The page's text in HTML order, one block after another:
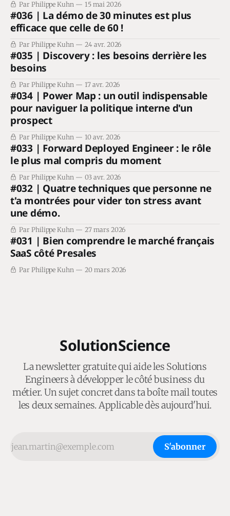
Par Philippe Kuhn 15 mai 2026
#036 | La démo de 30 minutes est plus
efficace que celle de 60 !
Par Philippe Kuhn 24 avr. 2026
#035 | Discovery : les besoins derrière les
besoins
Par Philippe Kuhn 17 avr. 2026
#034 | Power Map : un outil indispensable
pour naviguer la politique interne d'un
prospect
Par Philippe Kuhn 10 avr. 2026
#033 | Forward Deployed Engineer : le rôle
le plus mal compris du moment
Par Philippe Kuhn 03 avr. 2026
#032 | Quatre techniques que personne ne
t'a montrées pour vider ton stress avant
une démo.
Par Philippe Kuhn 27 mars 2026
#031 | Bien comprendre le marché français
SaaS côté Presales
Par Philippe Kuhn 20 mars 2026
SolutionScience
La newsletter gratuite qui aide les Solutions
Engineers à développer le côté business du
métier. Un sujet concret dans ta boîte mail toutes
les deux semaines. Applicable dès aujourd'hui.
S'abonner